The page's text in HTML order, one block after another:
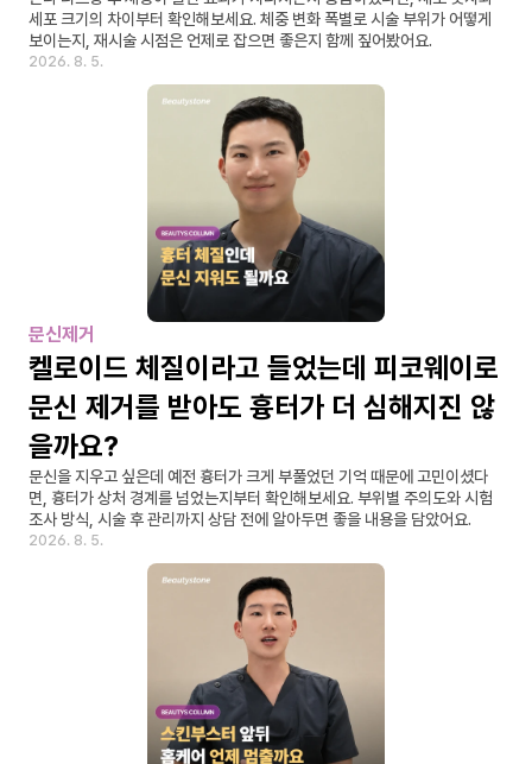
세포 크기의 차이부터 확인해보세요. 체중 변화 폭별로 시술 부위가 어떻게
보이는지, 재시술 시점은 언제로 잡으면 좋은지 함께 짚어봤어요.
2026. 8. 5.
문신제거
켈로이드 체질이라고 들었는데 피코웨이로
문신 제거를 받아도 흉터가 더 심해지진 않
을까요?
문신을 지우고 싶은데 예전 흉터가 크게 부풀었던 기억 때문에 고민이셨다
면, 흉터가 상처 경계를 넘었는지부터 확인해보세요. 부위별 주의도와 시험
조사 방식, 시술 후 관리까지 상담 전에 알아두면 좋을 내용을 담았어요.
2026. 8. 5.